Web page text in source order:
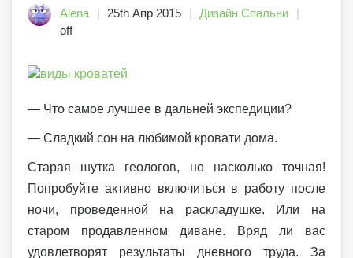
Alena 25th Апр 2015
Дизайн Спальни
off
— Что самое лучшее в дальней экспедиции?
— Сладкий сон на любимой кровати дома.
Старая шутка геологов, но насколько точная!
Попробуйте активно включиться в работу после
ночи, проведенной на раскладушке. Или на
старом продавленном диване. Вряд ли вас
удовлетворят результаты дневного труда. За